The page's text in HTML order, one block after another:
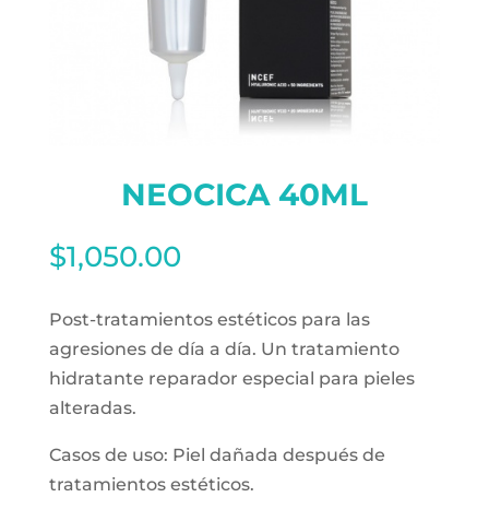
NEOCICA 40ML
$1,050.00
Post-tratamientos estéticos para las
agresiones de día a día. Un tratamiento
hidratante reparador especial para pieles
alteradas.
Casos de uso: Piel dañada después de
tratamientos estéticos.